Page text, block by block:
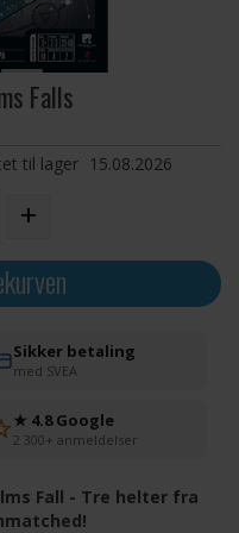
Falls
til lager 15.08.2026
+
Sikker betaling
med SVEA
★ 4.8 Google
2 300+ anmeldelser
Fall - Tre helter fra